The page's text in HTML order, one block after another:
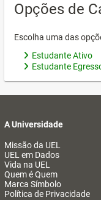
Opções de
Escolha uma das
Estudante Ativo
Estudante
A Universidade
Missão da UEL
UEL em Dados
Vida na UEL
Quem é Quem
Marca Símbolo
Política de Privacidade